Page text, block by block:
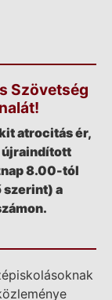
Szövetség
atrocitás ér,
újraindított
8.00-tól
szerint) a